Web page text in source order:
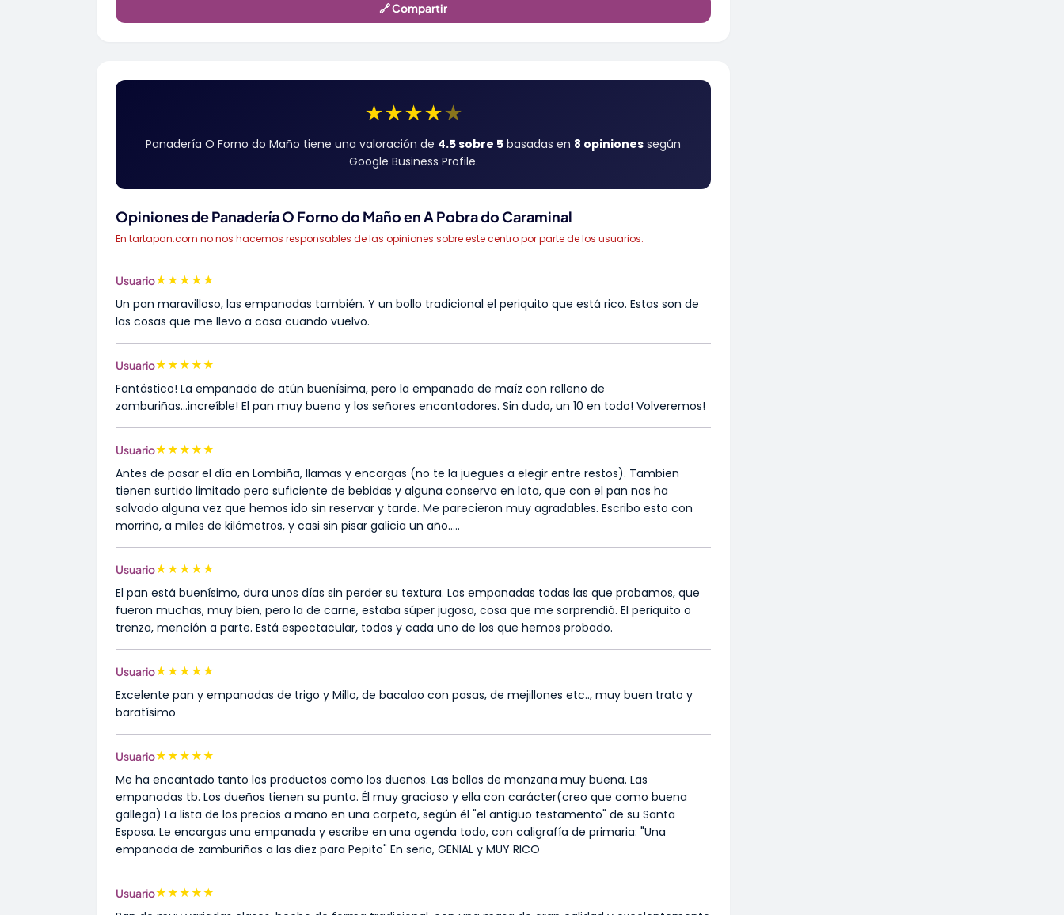
🔗 Compartir
★★★★★
Panadería O Forno do Maño tiene una valoración de 4.5 sobre 5 basadas en 8 opiniones según
Google Business Profile.
Opiniones de Panadería O Forno do Maño en A Pobra do Caraminal
En tartapan.com no nos hacemos responsables de las opiniones sobre este centro por parte de los usuarios.
Usuario★★★★★
Un pan maravilloso, las empanadas también. Y un bollo tradicional el periquito que está rico. Estas son de
las cosas que me llevo a casa cuando vuelvo.
Usuario★★★★★
Fantástico! La empanada de atún buenísima, pero la empanada de maíz con relleno de
zamburiñas...increíble! El pan muy bueno y los señores encantadores. Sin duda, un 10 en todo! Volveremos!
Usuario★★★★★
Antes de pasar el día en Lombiña, llamas y encargas (no te la juegues a elegir entre restos). Tambien
tienen surtido limitado pero suficiente de bebidas y alguna conserva en lata, que con el pan nos ha
salvado alguna vez que hemos ido sin reservar y tarde. Me parecieron muy agradables. Escribo esto con
morriña, a miles de kilómetros, y casi sin pisar galicia un año…..
Usuario★★★★★
El pan está buenísimo, dura unos días sin perder su textura. Las empanadas todas las que probamos, que
fueron muchas, muy bien, pero la de carne, estaba súper jugosa, cosa que me sorprendió. El periquito o
trenza, mención a parte. Está espectacular, todos y cada uno de los que hemos probado.
Usuario★★★★★
Excelente pan y empanadas de trigo y Millo, de bacalao con pasas, de mejillones etc.., muy buen trato y
baratísimo
Usuario★★★★★
Me ha encantado tanto los productos como los dueños. Las bollas de manzana muy buena. Las
empanadas tb. Los dueños tienen su punto. Él muy gracioso y ella con carácter(creo que como buena
gallega) La lista de los precios a mano en una carpeta, según él "el antiguo testamento" de su Santa
Esposa. Le encargas una empanada y escribe en una agenda todo, con caligrafía de primaria: "Una
empanada de zamburiñas a las diez para Pepito" En serio, GENIAL y MUY RICO
Usuario★★★★★